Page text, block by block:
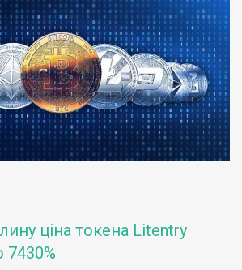
ціна токена Litentry
7430%